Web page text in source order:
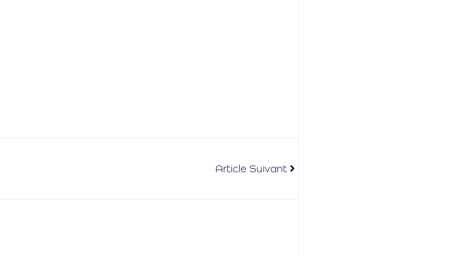
Article Suivant